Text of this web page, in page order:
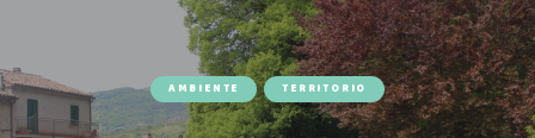
AMBIENTE TERRITORIO